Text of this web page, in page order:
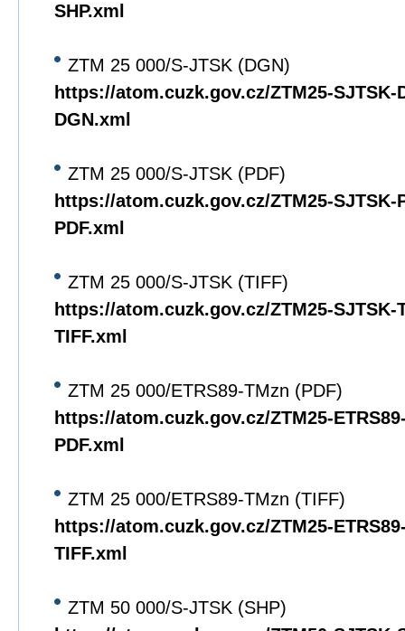
SHP.xml
ZTM 25 000/S-JTSK (DGN)
https://atom.cuzk.gov.cz/ZTM25-SJTSK-
DGN.xml
ZTM 25 000/S-JTSK (PDF)
https://atom.cuzk.gov.cz/ZTM25-SJTSK-
PDF.xml
ZTM 25 000/S-JTSK (TIFF)
https://atom.cuzk.gov.cz/ZTM25-SJTSK-
TIFF.xml
ZTM 25 000/ETRS89-TMzn (PDF)
https://atom.cuzk.gov.cz/ZTM25-
PDF.xml
ZTM 25 000/ETRS89-TMzn (TIFF)
https://atom.cuzk.gov.cz/ZTM25-
TIFF.xml
ZTM 50 000/S-JTSK (SHP)